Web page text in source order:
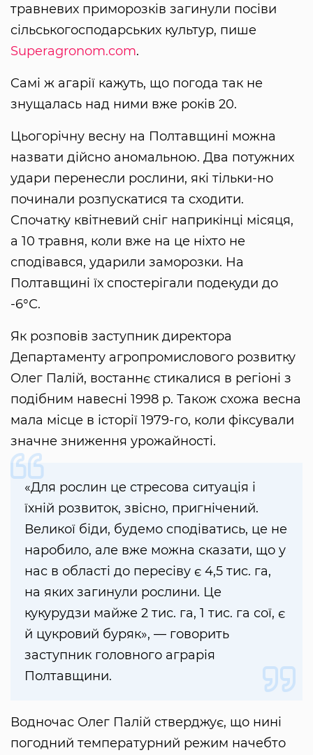
травневих приморозків загинули посіви
сільськогосподарських культур, пише
Superagronom.com.
Cамі ж агарії кажуть, що погода так не
знущалась над ними вже років 20.
Цьогорічну весну на Полтавщині можна
назвати дійсно аномальною. Два потужних
удари перенесли рослини, які тільки-но
починали розпускатися та сходити.
Спочатку квітневий сніг наприкінці місяця,
а 10 травня, коли вже на це ніхто не
сподівався, ударили заморозки. На
Полтавщині їх спостерігали подекуди до
-6°С.
Як розповів заступник директора
Департаменту агропромислового розвитку
Олег Палій, востаннє стикалися в регіоні з
подібним навесні 1998 р. Також схожа весна
мала місце в історії 1979-го, коли фіксували
значне зниження урожайності.
«Для рослин це стресова ситуація і
їхній розвиток, звісно, пригнічений.
Великої біди, будемо сподіватись, це не
наробило, але вже можна сказати, що у
нас в області до пересіву є 4,5 тис. га,
на яких загинули рослини. Це
кукурудзи майже 2 тис. га, 1 тис. га сої, є
й цукровий буряк», — говорить
заступник головного аграрія
Полтавщини.
Водночас Олег Палій стверджує, що нині
погодний температурний режим начебто